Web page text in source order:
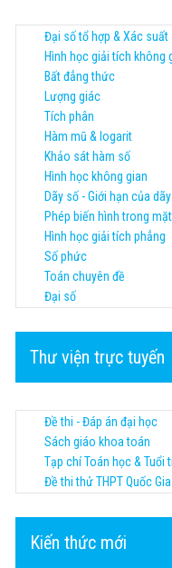
Đại số tổ hợp & Xác suất
Hình học giải tích không
Bất đẳng thức
Lượng giác
Tích phân
Hàm mũ & logarit
Khảo sát hàm số
Hình học không gian
Dãy số - Giới hạn của
Phép biến hình trong
Hình học giải tích phẳng
Số phức
Toán chuyên đề
Đại số
Thư viện trực tuyến
Đề thi - Đáp án đại học
Sách giáo khoa toán
Tạp chí Toán học & Tuổi
Đề thi thử THPT Quốc
Kiến thức mới